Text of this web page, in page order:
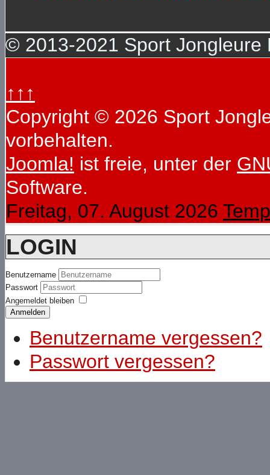
© 2013-2021 Sport Jongleure
↑↑↑
Copyright © 2026 Sport
vorbehalten.
Joomla! ist freie, unter der
Software.
Freitag, 07. August 2026
LOGIN
Benutzername
Passwort
Angemeldet bleiben
Anmelden
Benutzername vergessen?
Passwort vergessen?